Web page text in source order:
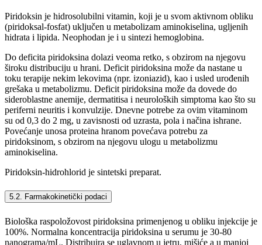
Piridoksin je hidrosolubilni vitamin, koji je u svom aktivnom obliku
(piridoksal-fosfat) uključen u metabolizam aminokiselina, ugljenih
hidrata i lipida. Neophodan je i u sintezi hemoglobina.
Do deficita piridoksina dolazi veoma retko, s obzirom na njegovu
široku distribuciju u hrani. Deficit piridoksina može da nastane u
toku terapije nekim lekovima (npr. izoniazid), kao i usled urođenih
grešaka u metabolizmu. Deficit piridoksina može da dovede do
sideroblastne anemije, dermatitisa i neuroloških simptoma kao što su
periferni neuritis i konvulzije. Dnevne potrebe za ovim vitaminom
su od 0,3 do 2 mg, u zavisnosti od uzrasta, pola i načina ishrane.
Povećanje unosa proteina hranom povećava potrebu za
piridoksinom, s obzirom na njegovu ulogu u metabolizmu
aminokiselina.
Piridoksin-hidrohlorid je sintetski preparat.
5.2. Farmakokinetički podaci
Biološka raspoložovost piridoksina primenjenog u obliku injekcije je
100%. Normalna koncentracija piridoksina u serumu je 30-80
nanograma/mL. Distribuira se uglavnom u jetru, mišiće a u manjoj